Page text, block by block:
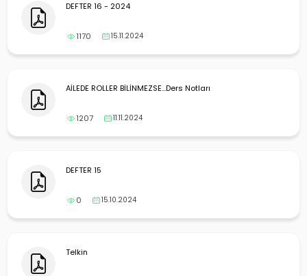
DEFTER 16 - 2024
1170 15.11.2024
AİLEDE ROLLER BİLİNMEZSE...Ders Notları
1207 11.11.2024
DEFTER 15
0 15.10.2024
Telkin